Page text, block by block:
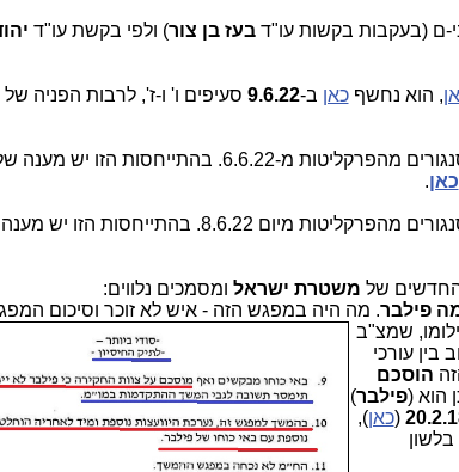
בעז בן צור) ולפי בקשת עו"ד
, הוא נחשףכאן ב-9.6.22 סעיפים ו' ו-ז', לרבות הפניה
מ-6.6.22. בהתייחסות הזו יש מענה של תנ"צ
כאן.
, שהועברה ישירות לסנגורים מהפרקליטות מיום 8.6.22. בהתייחסות הזו
משטרת ישראל ומסמכים נלווים:
פילבר. מה היה במפגש הזה - איש לא זוכר וסיכום
ו, שמצ"ב
בין עורכי
הוסכם
הוא (פילבר)
(כאן),